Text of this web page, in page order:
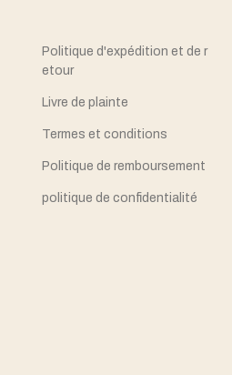
Politique d'expédition et de r
etour
Livre de plainte
Termes et conditions
Politique de remboursement
politique de confidentialité